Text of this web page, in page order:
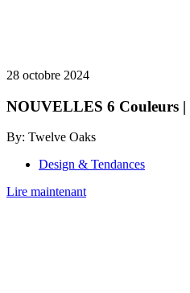
28 octobre 2024
NOUVELLES 6 Couleurs |
By: Twelve Oaks
Design & Tendances
Lire maintenant